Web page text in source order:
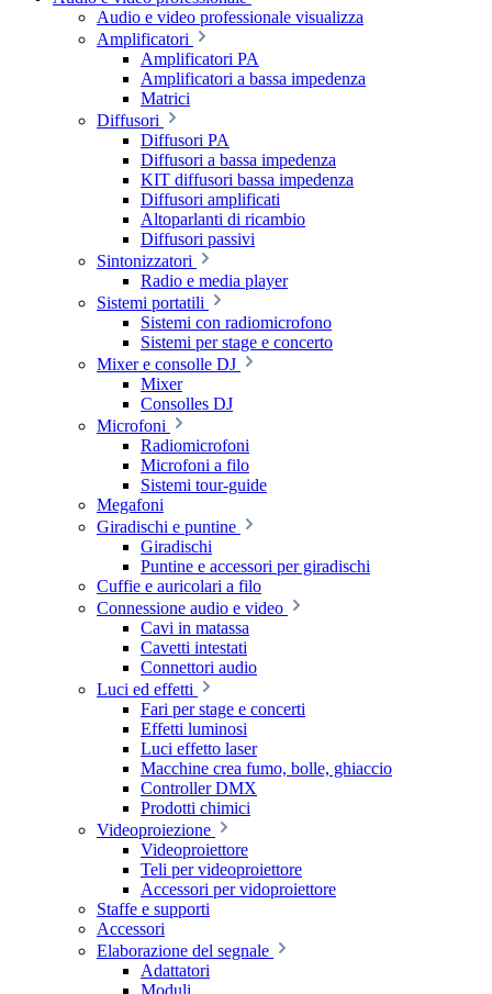
Audio e video professionale visualizza
Amplificatori
Amplificatori PA
Amplificatori a bassa impedenza
Matrici
Diffusori
Diffusori PA
Diffusori a bassa impedenza
KIT diffusori bassa impedenza
Diffusori amplificati
Altoparlanti di ricambio
Diffusori passivi
Sintonizzatori
Radio e media player
Sistemi portatili
Sistemi con radiomicrofono
Sistemi per stage e concerto
Mixer e consolle DJ
Mixer
Consolles DJ
Microfoni
Radiomicrofoni
Microfoni a filo
Sistemi tour-guide
Megafoni
Giradischi e puntine
Giradischi
Puntine e accessori per giradischi
Cuffie e auricolari a filo
Connessione audio e video
Cavi in matassa
Cavetti intestati
Connettori audio
Luci ed effetti
Fari per stage e concerti
Effetti luminosi
Luci effetto laser
Macchine crea fumo, bolle, ghiaccio
Controller DMX
Prodotti chimici
Videoproiezione
Videoproiettore
Teli per videoproiettore
Accessori per vidoproiettore
Staffe e supporti
Accessori
Elaborazione del segnale
Adattatori
Moduli